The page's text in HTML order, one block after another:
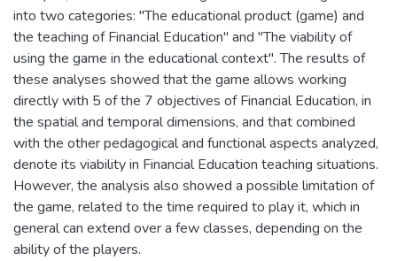
into two categories: "The educational product (game) and
the teaching of Financial Education" and "The viability of
using the game in the educational context". The results of
these analyses showed that the game allows working
directly with 5 of the 7 objectives of Financial Education, in
the spatial and temporal dimensions, and that combined
with the other pedagogical and functional aspects analyzed,
denote its viability in Financial Education teaching situations.
However, the analysis also showed a possible limitation of
the game, related to the time required to play it, which in
general can extend over a few classes, depending on the
ability of the players.